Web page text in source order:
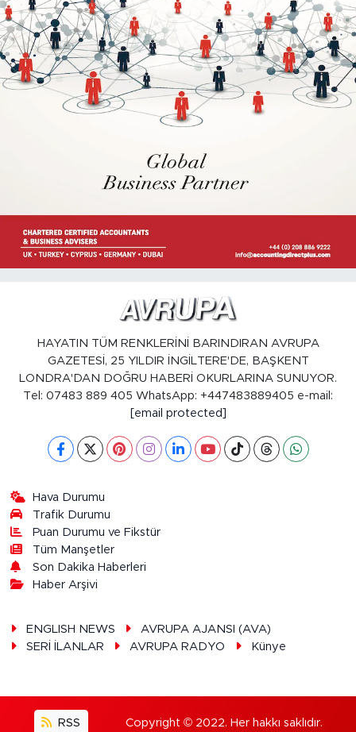
HAYATIN TÜM RENKLERİNİ BARINDIRAN AVRUPA
GAZETESİ, 25 YILDIR İNGİLTERE'DE, BAŞKENT
LONDRA'DAN DOĞRU HABERİ OKURLARINA SUNUYOR.
Tel: 07483 889 405 WhatsApp: +447483889405 e-mail:
[email protected]
Hava Durumu
Trafik Durumu
Puan Durumu ve Fikstür
Tüm Manşetler
Son Dakika Haberleri
Haber Arşivi
ENGLISH NEWS
AVRUPA AJANSI (AVA)
SERİ İLANLAR
AVRUPA RADYO Künye
RSS Copyright © 2022. Her hakkı saklıdır.